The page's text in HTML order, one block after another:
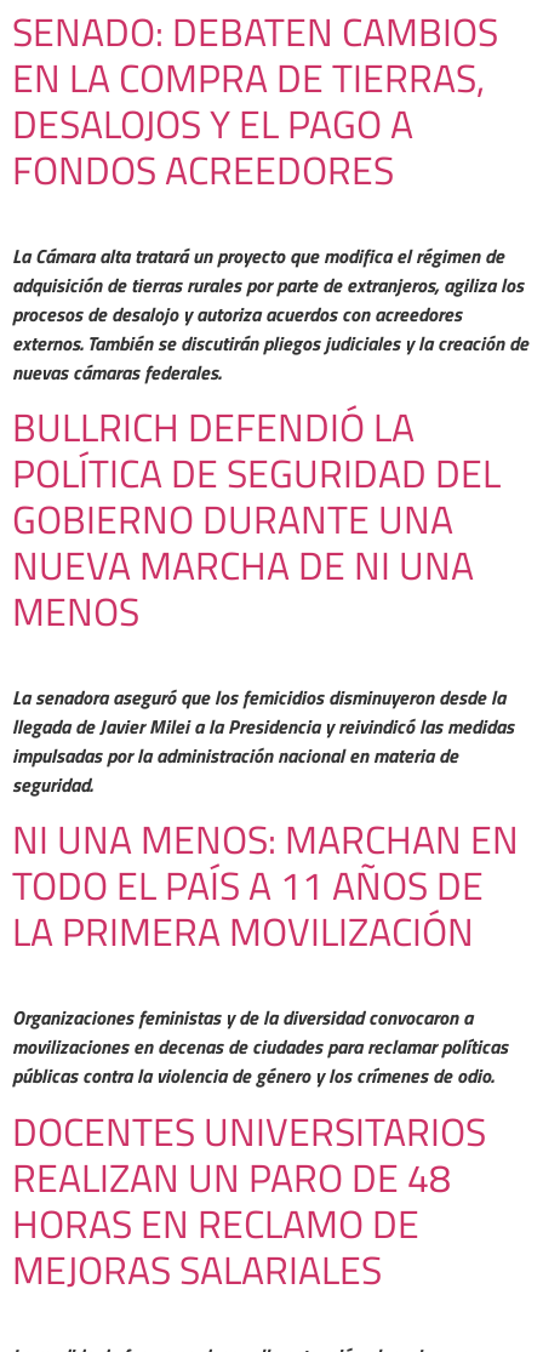
SENADO: DEBATEN CAMBIOS
EN LA COMPRA DE TIERRAS,
DESALOJOS Y EL PAGO A
FONDOS ACREEDORES
La Cámara alta tratará un proyecto que modifica el régimen de
adquisición de tierras rurales por parte de extranjeros, agiliza los
procesos de desalojo y autoriza acuerdos con acreedores
externos. También se discutirán pliegos judiciales y la creación de
nuevas cámaras federales.
BULLRICH DEFENDIÓ LA
POLÍTICA DE SEGURIDAD DEL
GOBIERNO DURANTE UNA
NUEVA MARCHA DE NI UNA
MENOS
La senadora aseguró que los femicidios disminuyeron desde la
llegada de Javier Milei a la Presidencia y reivindicó las medidas
impulsadas por la administración nacional en materia de
seguridad.
NI UNA MENOS: MARCHAN EN
TODO EL PAÍS A 11 AÑOS DE
LA PRIMERA MOVILIZACIÓN
Organizaciones feministas y de la diversidad convocaron a
movilizaciones en decenas de ciudades para reclamar políticas
públicas contra la violencia de género y los crímenes de odio.
DOCENTES UNIVERSITARIOS
REALIZAN UN PARO DE 48
HORAS EN RECLAMO DE
MEJORAS SALARIALES